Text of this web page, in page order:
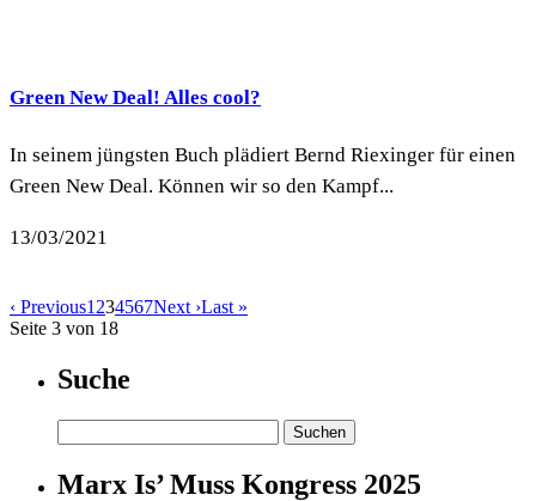
Green New Deal! Alles cool?
In seinem jüngsten Buch plädiert Bernd Riexinger für einen
Green New Deal. Können wir so den Kampf...
13/03/2021
‹ Previous1 234567Next ›Last »
Seite 3 von 18
Suche
nach:
Marx Is’ Muss Kongress 2025